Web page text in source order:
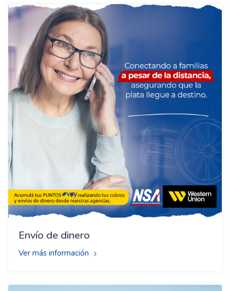
Envío de dinero
Ver más información